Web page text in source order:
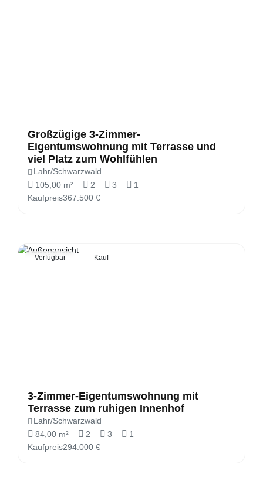
Großzügige 3-Zimmer-
Eigentumswohnung mit Terrasse und
viel Platz zum Wohlfühlen
Lahr/Schwarzwald
105,00 m²
2 3
1
Kaufpreis367.500 €
Verfügbar Kauf
3-Zimmer-Eigentumswohnung mit
Terrasse zum ruhigen Innenhof
Lahr/Schwarzwald
84,00 m²
2 3
1
Kaufpreis294.000 €